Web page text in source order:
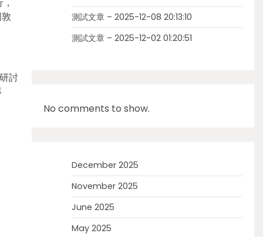
討
測試文章 – 2025-12-08 20:13:10
測試文章 – 2025-12-02 01:20:51
No comments to show.
December 2025
November 2025
June 2025
May 2025